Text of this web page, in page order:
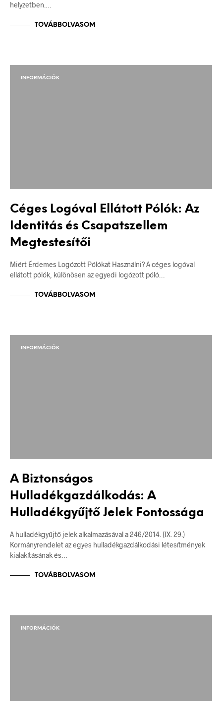
helyzetben.…
TOVÁBBOLVASOM
INFORMÁCIÓK
Céges Logóval Ellátott Pólók: Az
Identitás és Csapatszellem
Megtestesítői
Miért Érdemes Logózott Pólókat Használni? A céges logóval
ellátott pólók, különösen az egyedi logózott póló…
TOVÁBBOLVASOM
INFORMÁCIÓK
A Biztonságos
Hulladékgazdálkodás: A
Hulladékgyűjtő Jelek Fontossága
A hulladékgyűjtő jelek alkalmazásával a 246/2014. (IX. 29.)
Kormányrendelet az egyes hulladékgazdálkodási létesítmények
kialakításának és…
TOVÁBBOLVASOM
INFORMÁCIÓK